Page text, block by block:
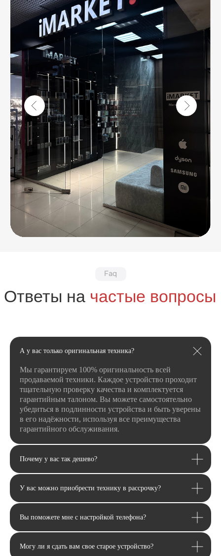
А у вас только оригинальная техника?
Мы гарантируем 100% оригинальность всей
продаваемой техники. Каждое устройство проходит
тщательную проверку качества и комплектуется
гарантийным талоном. Вы можете самостоятельно
убедиться в подлинности устройства и быть уверены
в его надёжности, используя все преимущества
гарантийного обслуживания.
Почему у вас так дешево?
У вас можно приобрести технику в рассрочку?
Вы поможете мне с настройкой телефона?
Могу ли я сдать вам свое старое устройство?